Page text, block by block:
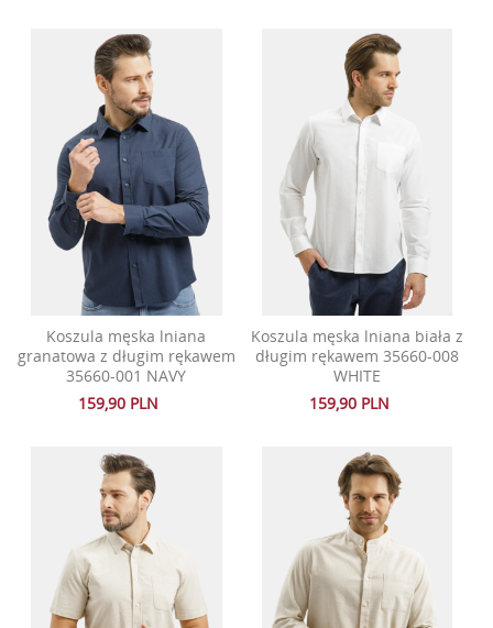
Koszula męska lniana
granatowa z długim rękawem
35660-001 NAVY
159,90 PLN
Koszula męska lniana biała z
długim rękawem 35660-008
WHITE
159,90 PLN